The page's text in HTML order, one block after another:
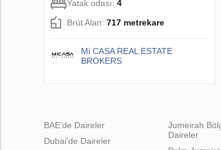
Yatak odası: 4
Brüt Alan: 717 metrekare
Mi CASA REAL ESTATE
BROKERS
BAE'de Daireler
Dubai'de Daireler
Jumeirah
Daireler